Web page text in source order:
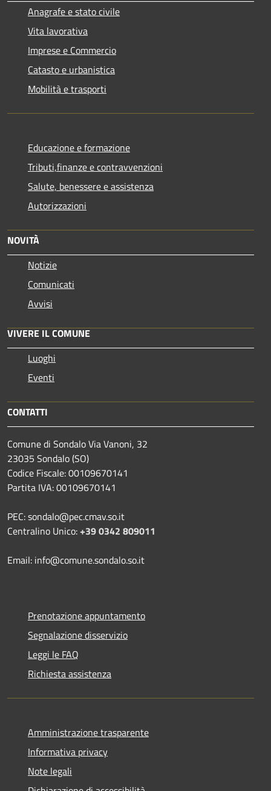
Anagrafe e stato civile
Vita lavorativa
Imprese e Commercio
Catasto e urbanistica
Mobilità e trasporti
Educazione e formazione
Tributi,finanze e contravvenzioni
Salute, benessere e assistenza
Autorizzazioni
NOVITÀ
Notizie
Comunicati
Avvisi
VIVERE IL COMUNE
Luoghi
Eventi
CONTATTI
Comune di Sondalo Via Vanoni, 32
23035 Sondalo (SO)
Codice Fiscale: 00109670141
Partita IVA: 00109670141
PEC: sondalo@pec.cmav.so.it
Centralino Unico:+39 0342 809011
Email: info@comune.sondalo.so.it
Prenotazione appuntamento
Segnalazione disservizio
Leggi le FAQ
Richiesta assistenza
Amministrazione trasparente
Informativa privacy
Note legali